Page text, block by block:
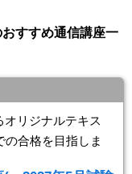
すすめ通信講座一
リジナルテキス
の合格を目指しま